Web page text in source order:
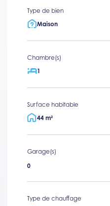
Type de bien
Maison
Chambre(s)
1
Surface habitable
44 m²
Garage(s)
0
Type de chauffage